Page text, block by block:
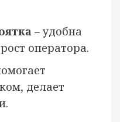
– удобна
оператора.
делает